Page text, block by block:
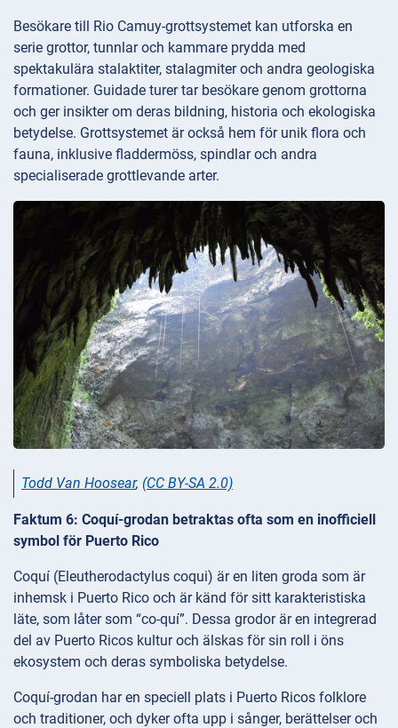
Besökare till Rio Camuy-grottsystemet kan utforska en
serie grottor, tunnlar och kammare prydda med
spektakulära stalaktiter, stalagmiter och andra geologiska
formationer. Guidade turer tar besökare genom grottorna
och ger insikter om deras bildning, historia och ekologiska
betydelse. Grottsystemet är också hem för unik flora och
fauna, inklusive fladdermöss, spindlar och andra
specialiserade grottlevande arter.
Todd Van Hoosear, (CC BY-SA 2.0)
Faktum 6: Coquí-grodan betraktas ofta som en inofficiell
symbol för Puerto Rico
Coquí (Eleutherodactylus coqui) är en liten groda som är
inhemsk i Puerto Rico och är känd för sitt karakteristiska
läte, som låter som “co-quí”. Dessa grodor är en integrerad
del av Puerto Ricos kultur och älskas för sin roll i öns
ekosystem och deras symboliska betydelse.
Coquí-grodan har en speciell plats i Puerto Ricos folklore
och traditioner, och dyker ofta upp i sånger, berättelser och